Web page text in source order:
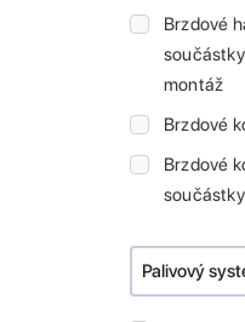
Brzdové
montáž
Brzdové
Brzdové
Palivový